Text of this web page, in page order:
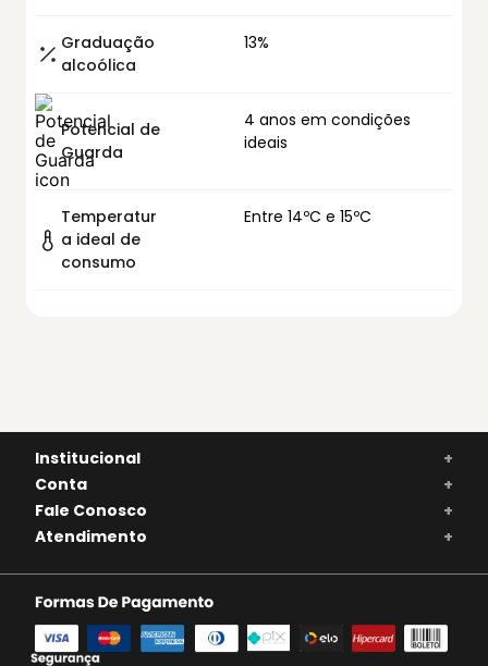
Graduação
alcoólica
13%
Potencial de
Guarda
4 anos em condições
ideais
Temperatur
a ideal de
consumo
Entre 14ºC e 15ºC
Institucional
+
Conta
+
Fale Conosco
+
Atendimento
+